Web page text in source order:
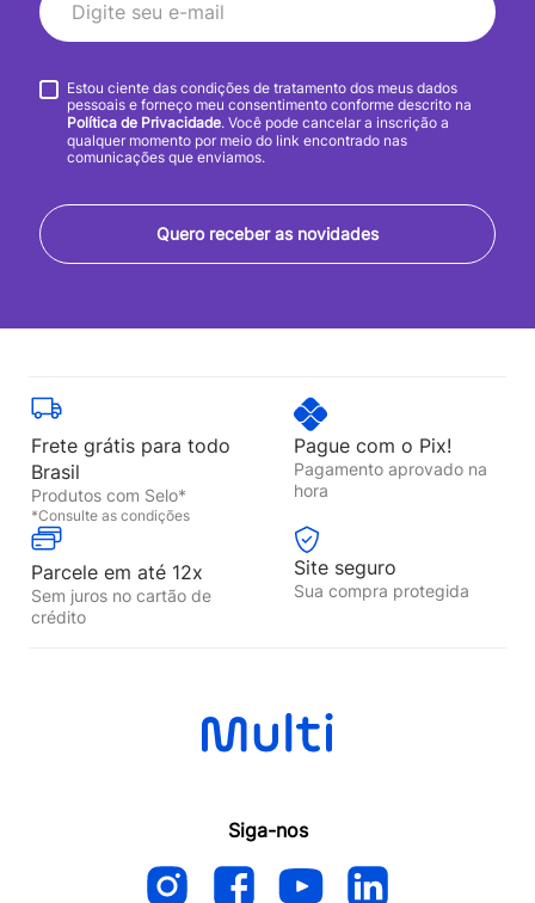
Quero receber as novidades
Estou ciente das condições de tratamento dos meus dados
pessoais e forneço meu consentimento conforme descrito na
Política de Privacidade. Você pode cancelar a inscrição a
qualquer momento por meio do link encontrado nas
comunicações que enviamos.
Frete grátis para todo
Brasil
Produtos com Selo*
*Consulte as condições
Pague com o Pix!
Pagamento aprovado na
hora
Parcele em até 12x
Sem juros no cartão de
crédito
Site seguro
Sua compra protegida
Siga-nos